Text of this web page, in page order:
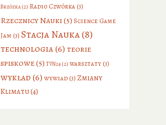
Brzózka(2) Radio Czwórka(3)
Rzecznicy Nauki(5)Science Game
Jam (3) Stacja Nauka(8)
technologia(6) teorie
spiskowe(5) TVN24(2) warsztaty(3)
wykład(6) wywiad(3) Zmiany
Klimatu(4)